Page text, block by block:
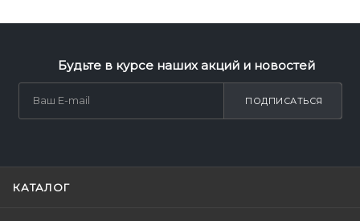
Будьте в курсе наших акций и новостей
ПОДПИСАТЬСЯ
КАТАЛОГ